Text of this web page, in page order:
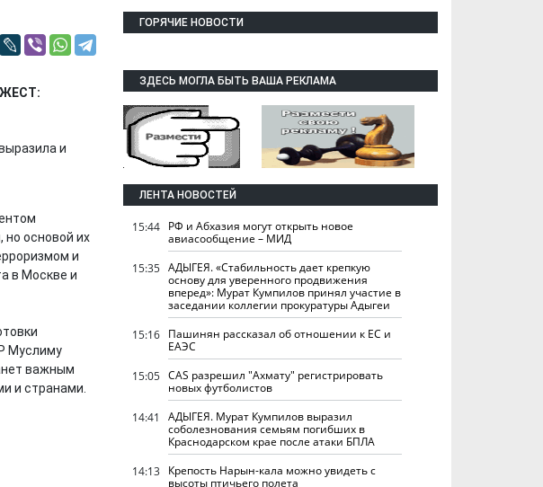
и
основой их
и
в Москве и
Муслиму
важным
и странами.
ГОРЯЧИЕ НОВОСТИ
ЗДЕСЬ МОГЛА БЫТЬ ВАША РЕКЛАМА
ЛЕНТА НОВОСТЕЙ
15:44 РФ и Абхазия могут открыть новое
авиасообщение – МИД
15:35 АДЫГЕЯ. «Стабильность дает крепкую
основу для уверенного продвижения
вперед»: Мурат Кумпилов принял участие в
заседании коллегии прокуратуры Адыгеи
15:16 Пашинян рассказал об отношении к ЕС и
ЕАЭС
15:05 CAS разрешил "Ахмату" регистрировать
новых футболистов
14:41
АДЫГЕЯ. Мурат Кумпилов выразил
соболезнования семьям погибших в
Краснодарском крае после атаки БПЛА
14:13 Крепость Нарын-кала можно увидеть с
высоты птичьего полета